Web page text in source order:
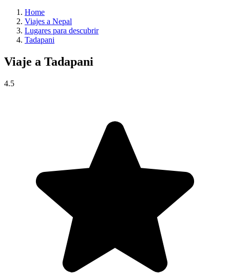
Home
Viajes a Nepal
Lugares para descubrir
Tadapani
Viaje a Tadapani
4.5